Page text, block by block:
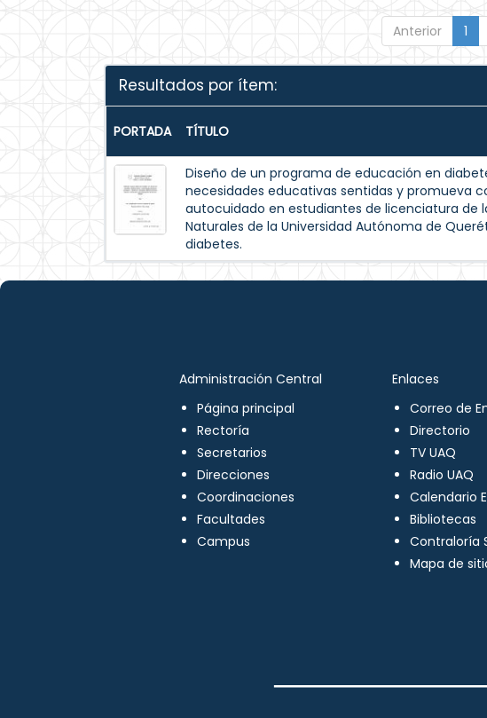
Anterior 1
Resultados por ítem:
PORTADA TÍTULO
Diseño de un programa de educación en
necesidades educativas sentidas y promueva
autocuidado en estudiantes de licenciatura de
Naturales de la Universidad Autónoma de
diabetes.
Administración Central
Página principal
Rectoría
Secretarios
Direcciones
Coordinaciones
Facultades
Campus
Enlaces
Correo de
Directorio
TV UAQ
Radio UAQ
Calendario
Bibliotecas
Contraloría
Mapa de